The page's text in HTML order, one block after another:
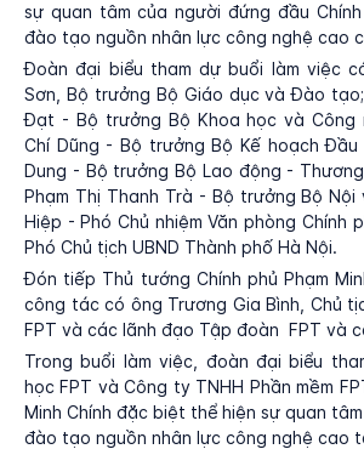
sự quan tâm của người đứng đầu
đào tạo nguồn nhân lực công nghệ cao
Đoàn đại biểu tham dự buổi làm việc
Sơn, Bộ trưởng Bộ Giáo dục và Đào
Đạt - Bộ trưởng Bộ Khoa học và Công
Chí Dũng - Bộ trưởng Bộ Kế hoạch
Dung - Bộ trưởng Bộ Lao động -
Phạm Thị Thanh Trà - Bộ trưởng Bộ Nội
Hiệp - Phó Chủ nhiệm Văn phòng Chính
Phó Chủ tịch UBND Thành phố Hà Nội.
Đón tiếp Thủ tướng Chính phủ Phạm
công tác có ông Trương Gia Bình, Chủ
FPT và các lãnh đạo Tập đoàn FPT và
Trong buổi làm việc, đoàn đại biểu
học FPT và Công ty TNHH Phần mềm
Minh Chính đặc biệt thể hiện sự quan
đào tạo nguồn nhân lực công nghệ cao